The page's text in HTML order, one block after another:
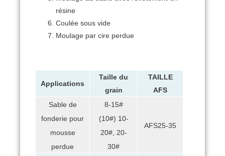
résine
Coulée sous vide
Moulage par cire perdue
Applications
Taille du
grain
TAILLE
AFS
Sable de
fonderie pour
mousse
perdue
8-15#
(10#) 10-
20#, 20-
30#
AFS25-35